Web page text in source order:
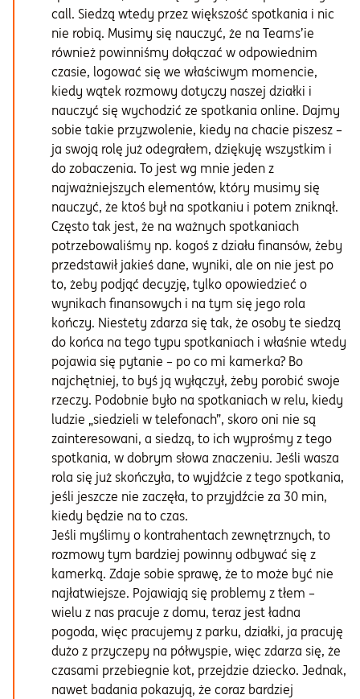
call. Siedzą wtedy przez większość spotkania i nic
nie robią. Musimy się nauczyć, że na Teams’ie
również powinniśmy dołączać w odpowiednim
czasie, logować się we właściwym momencie,
kiedy wątek rozmowy dotyczy naszej działki i
nauczyć się wychodzić ze spotkania online. Dajmy
sobie takie przyzwolenie, kiedy na chacie piszesz –
ja swoją rolę już odegrałem, dziękuję wszystkim i
do zobaczenia. To jest wg mnie jeden z
najważniejszych elementów, który musimy się
nauczyć, że ktoś był na spotkaniu i potem zniknął.
Często tak jest, że na ważnych spotkaniach
potrzebowaliśmy np. kogoś z działu finansów, żeby
przedstawił jakieś dane, wyniki, ale on nie jest po
to, żeby podjąć decyzję, tylko opowiedzieć o
wynikach finansowych i na tym się jego rola
kończy. Niestety zdarza się tak, że osoby te siedzą
do końca na tego typu spotkaniach i właśnie wtedy
pojawia się pytanie – po co mi kamerka? Bo
najchętniej, to byś ją wyłączył, żeby porobić swoje
rzeczy. Podobnie było na spotkaniach w relu, kiedy
ludzie „siedzieli w telefonach”, skoro oni nie są
zainteresowani, a siedzą, to ich wyprośmy z tego
spotkania, w dobrym słowa znaczeniu. Jeśli wasza
rola się już skończyła, to wyjdźcie z tego spotkania,
jeśli jeszcze nie zaczęła, to przyjdźcie za 30 min,
kiedy będzie na to czas.
Jeśli myślimy o kontrahentach zewnętrznych, to
rozmowy tym bardziej powinny odbywać się z
kamerką. Zdaje sobie sprawę, że to może być nie
najłatwiejsze. Pojawiają się problemy z tłem –
wielu z nas pracuje z domu, teraz jest ładna
pogoda, więc pracujemy z parku, działki, ja pracuję
dużo z przyczepy na półwyspie, więc zdarza się, że
czasami przebiegnie kot, przejdzie dziecko. Jednak,
nawet badania pokazują, że coraz bardziej